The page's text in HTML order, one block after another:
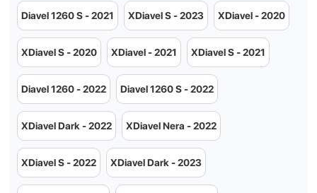
Diavel 1260 S - 2021 XDiavel S - 2023 XDiavel - 2020
XDiavel S - 2020 XDiavel - 2021 XDiavel S - 2021
Diavel 1260 - 2022 Diavel 1260 S - 2022
XDiavel Dark - 2022 XDiavel Nera - 2022
XDiavel S - 2022 XDiavel Dark - 2023